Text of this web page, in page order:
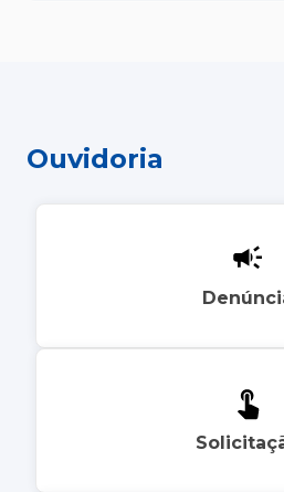
Ouvidoria